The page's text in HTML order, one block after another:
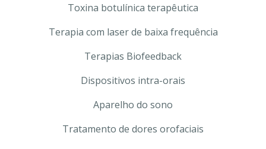
Toxina botulínica terapêutica
Terapia com laser de baixa frequência
Terapias Biofeedback
Dispositivos intra-orais
Aparelho do sono
Tratamento de dores orofaciais